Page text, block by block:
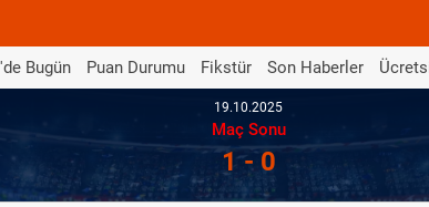
Bugün Puan Durumu Fikstür Son Haberler
19.10.2025
Maç Sonu
1 - 0